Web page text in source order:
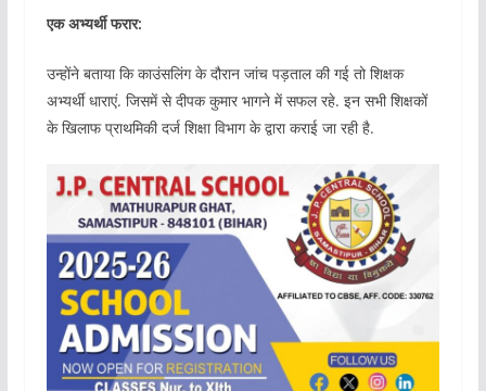
एक अभ्यर्थी फरार:
उन्होंने बताया कि काउंसलिंग के दौरान जांच पड़ताल की गई तो शिक्षक
अभ्यर्थी धाराएं. जिसमें से दीपक कुमार भागने में सफल रहे. इन सभी शिक्षकों
के खिलाफ प्राथमिकी दर्ज शिक्षा विभाग के द्वारा कराई जा रही है.